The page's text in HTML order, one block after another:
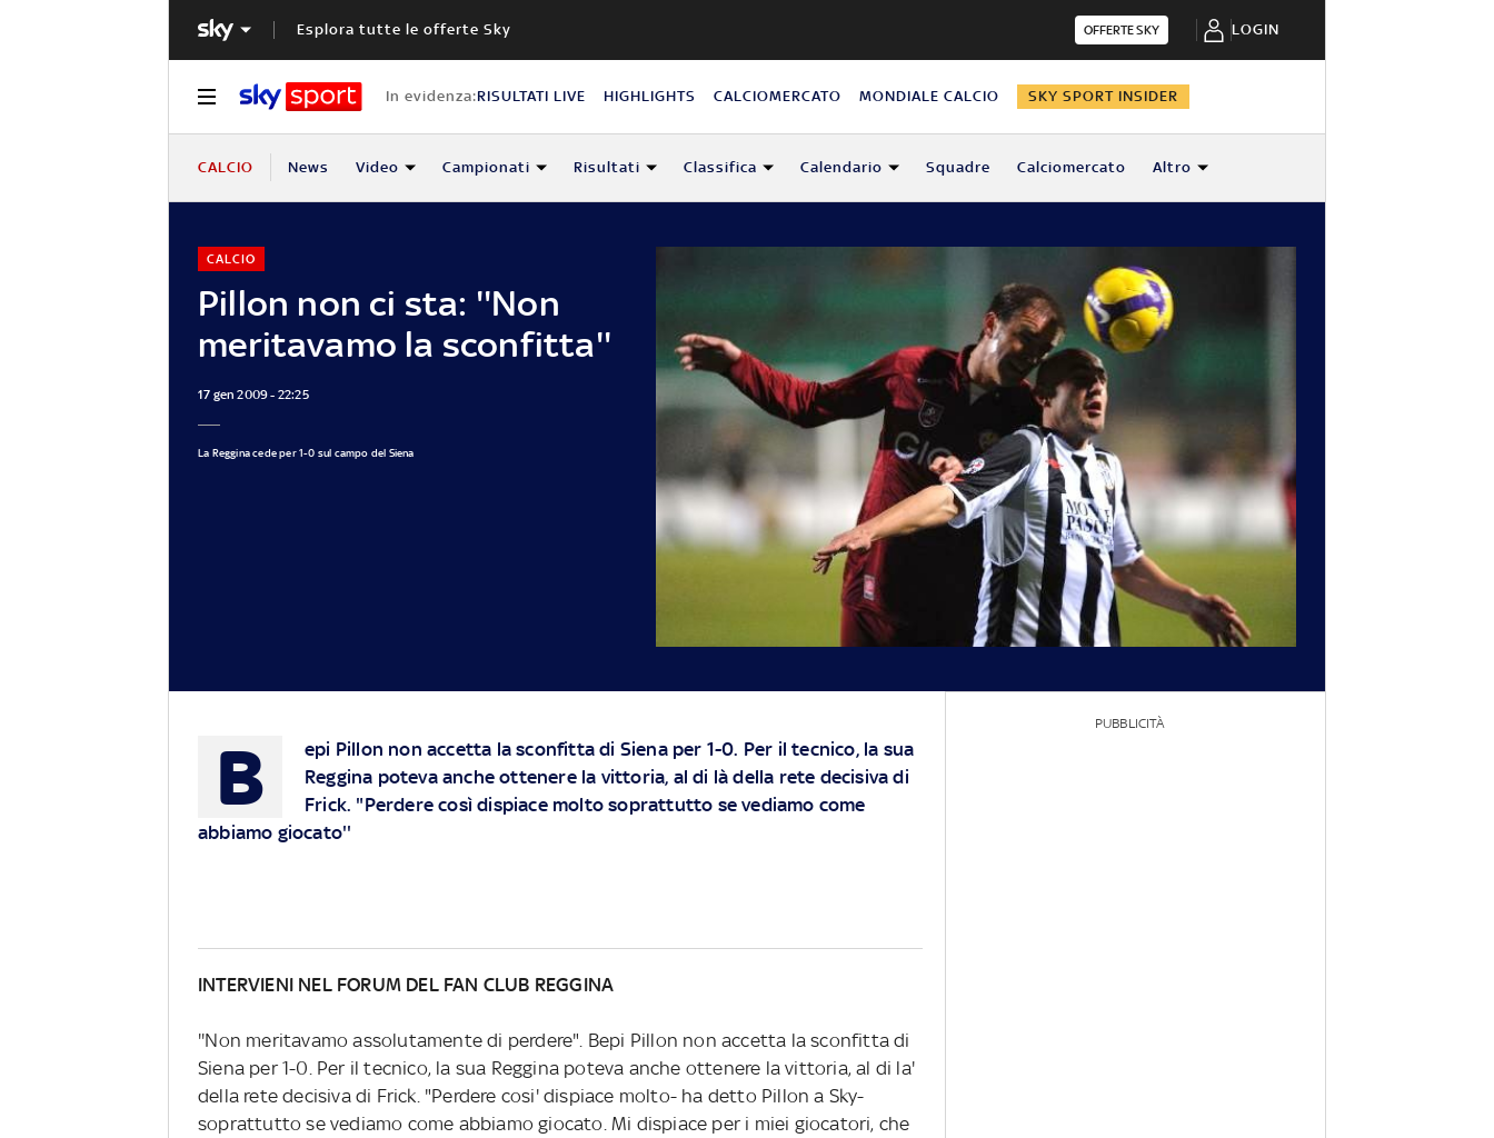
Esplora tutte le offerte Sky OFFERTE SKY LOGIN
In evidenza:RISULTATI LIVE HIGHLIGHTS CALCIOMERCATO MONDIALE CALCIO SKY SPORT INSIDER
CALCIO News Video Campionati Risultati Classifica Calendario Squadre Calciomercato Altro
Pillon non ci sta: ''Non
meritavamo la sconfitta''
CALCIO
17 gen 2009 - 22:25
La Reggina cede per 1-0 sul campo del Siena
B
epi Pillon non accetta la sconfitta di Siena per 1-0. Per il tecnico, la sua
Reggina poteva anche ottenere la vittoria, al di là della rete decisiva di
Frick. "Perdere così dispiace molto soprattutto se vediamo come
abbiamo giocato''
INTERVIENI NEL FORUM DEL FAN CLUB REGGINA
''Non meritavamo assolutamente di perdere". Bepi Pillon non accetta la sconfitta di
Siena per 1-0. Per il tecnico, la sua Reggina poteva anche ottenere la vittoria, al di la'
della rete decisiva di Frick. "Perdere cosi' dispiace molto- ha detto Pillon a Sky-
soprattutto se vediamo come abbiamo giocato. Mi dispiace per i miei giocatori, che
PUBBLICITÀ